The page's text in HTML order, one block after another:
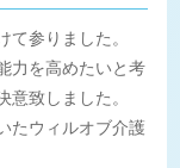
参りました。
力を高めたいと考
意致しました。
たウィルオブ介護